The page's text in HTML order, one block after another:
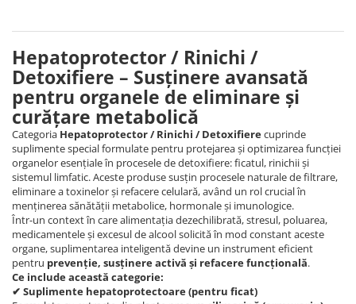
Hepatoprotector / Rinichi /
Detoxifiere – Susținere avansată
pentru organele de eliminare și
curățare metabolică
Categoria Hepatoprotector / Rinichi / Detoxifierecuprinde
suplimente special formulate pentru protejarea și optimizarea funcției
organelor esențiale în procesele de detoxifiere: ficatul, rinichii și
sistemul limfatic. Aceste produse susțin procesele naturale de filtrare,
eliminare a toxinelor și refacere celulară, având un rol crucial în
menținerea sănătății metabolice, hormonale și imunologice.
Într-un context în care alimentația dezechilibrată, stresul, poluarea,
medicamentele și excesul de alcool solicită în mod constant aceste
organe, suplimentarea inteligentă devine un instrument eficient
pentru prevenție, susținere activă și refacere funcțională.
Ce include această categorie:
✔ Suplimente hepatoprotectoare (pentru ficat)